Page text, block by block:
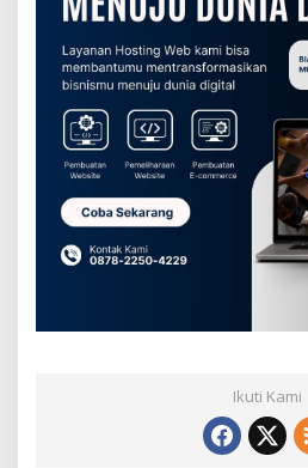
Ikuti Kami